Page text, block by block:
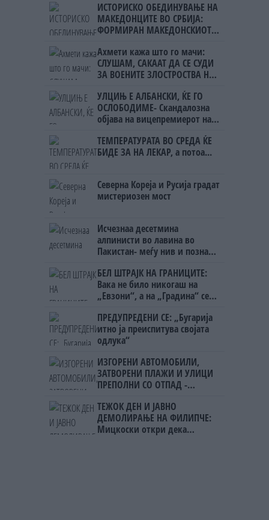
ИСТОРИСКО ОБЕДИНУВАЊЕ НА
МАКЕДОНЦИТЕ ВО СРБИЈА:
ФОРМИРАН МАКЕДОНСКИОТ
Ахмети кажа што го мачи:
СЛУШАМ, САКААТ ДА СЕ СУДИ
ЗА ВОЕНИТЕ ЗЛОСТРОСТВА НА
УЛЦИЊ Е АЛБАНСКИ, ЌЕ ГО
ОСЛОБОДИМЕ- Скандалозна
објава на вицепремиерот на
ТЕМПЕРАТУРАТА ВО СРЕДА ЌЕ
БИДЕ ЗА НА ЛЕКАР, а потоа...
Северна Кореја и Русија градат
мистериозен мост
Исчезнаа десетмина
алпинисти во лавина во
Пакистан- меѓу нив и познат
БЕЛ ШТРАЈК НА ГРАНИЦИТЕ:
Вака не било никогаш на
„Евзони“, а на „Градина“ се
ПРЕДУПРЕДЕНИ СЕ: „Бугарија
итно ја преиспитува својата
одлука“
ИЗГОРЕНИ АВТОМОБИЛИ,
ЗАТВОРЕНИ ПЛАЖИ И УЛИЦИ
ПРЕПОЛНИ СО ОТПАД -
мигрантскиот бран кон Сеута
ТЕЖОК ДЕН И ЈАВНО
ДЕМОЛИРАЊЕ НА ФИЛИПЧЕ:
Мицкоски откри дека